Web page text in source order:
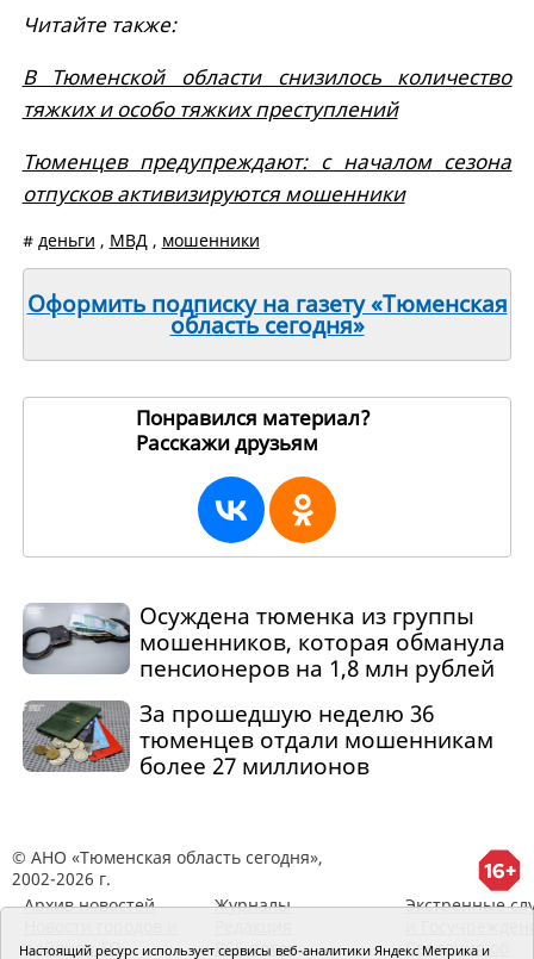
Читайте также:
В Тюменской области снизилось количество
тяжких и особо тяжких преступлений
Тюменцев предупреждают: с началом сезона
отпусков активизируются мошенники
# деньги , МВД , мошенники
Оформить подписку на газету «Тюменская
область сегодня»
Понравился материал?
Расскажи друзьям
Осуждена тюменка из группы
мошенников, которая обманула
пенсионеров на 1,8 млн рублей
За прошедшую неделю 36
тюменцев отдали мошенникам
более 27 миллионов
© АНО «Тюменская область сегодня»,
2002-2026 г.
Архив новостей
районов ТО
Журналы
RSS поток
Экстренные
Сведения об
Настоящий ресурс использует сервисы веб-аналитики Яндекс Метрика и